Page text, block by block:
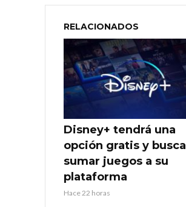
RELACIONADOS
Disney+ tendrá una
opción gratis y busca
sumar juegos a su
plataforma
Hace 22 horas